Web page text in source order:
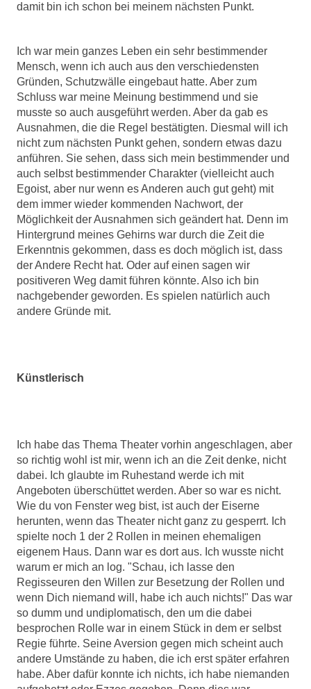
damit bin ich schon bei meinem nächsten Punkt.
Ich war mein ganzes Leben ein sehr bestimmender
Mensch, wenn ich auch aus den verschiedensten
Gründen, Schutzwälle eingebaut hatte. Aber zum
Schluss war meine Meinung bestimmend und sie
musste so auch ausgeführt werden. Aber da gab es
Ausnahmen, die die Regel bestätigten. Diesmal will ich
nicht zum nächsten Punkt gehen, sondern etwas dazu
anführen. Sie sehen, dass sich mein bestimmender und
auch selbst bestimmender Charakter (vielleicht auch
Egoist, aber nur wenn es Anderen auch gut geht) mit
dem immer wieder kommenden Nachwort, der
Möglichkeit der Ausnahmen sich geändert hat. Denn im
Hintergrund meines Gehirns war durch die Zeit die
Erkenntnis gekommen, dass es doch möglich ist, dass
der Andere Recht hat. Oder auf einen sagen wir
positiveren Weg damit führen könnte. Also ich bin
nachgebender geworden. Es spielen natürlich auch
andere Gründe mit.
Künstlerisch
Ich habe das Thema Theater vorhin angeschlagen, aber
so richtig wohl ist mir, wenn ich an die Zeit denke, nicht
dabei. Ich glaubte im Ruhestand werde ich mit
Angeboten überschüttet werden. Aber so war es nicht.
Wie du von Fenster weg bist, ist auch der Eiserne
herunten, wenn das Theater nicht ganz zu gesperrt. Ich
spielte noch 1 der 2 Rollen in meinen ehemaligen
eigenem Haus. Dann war es dort aus. Ich wusste nicht
warum er mich an log. "Schau, ich lasse den
Regisseuren den Willen zur Besetzung der Rollen und
wenn Dich niemand will, habe ich auch nichts!" Das war
so dumm und undiplomatisch, den um die dabei
besprochen Rolle war in einem Stück in dem er selbst
Regie führte. Seine Aversion gegen mich scheint auch
andere Umstände zu haben, die ich erst später erfahren
habe. Aber dafür konnte ich nichts, ich habe niemanden